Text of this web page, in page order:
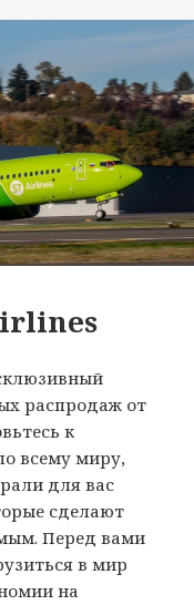
распродаж от
к
всему миру,
для вас
сделают
Перед вами
в мир
на